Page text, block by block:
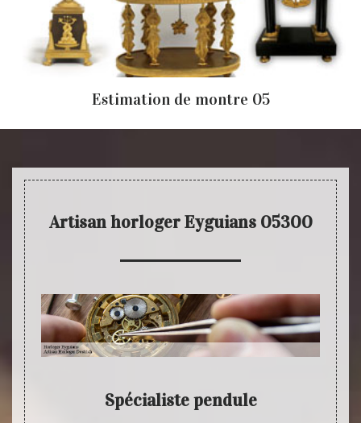
Estimation de montre 05
Artisan horloger Eyguians 05300
Spécialiste pendule